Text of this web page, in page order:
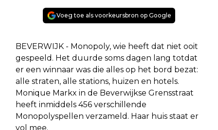
Voeg toe als voorkeursbron op Google
BEVERWIJK - Monopoly, wie heeft dat niet ooit
gespeeld. Het duurde soms dagen lang totdat
er een winnaar was die alles op het bord bezat:
alle straten, alle stations, huizen en hotels.
Monique Markx in de Beverwijkse Grensstraat
heeft inmiddels 456 verschillende
Monopolyspellen verzameld. Haar huis staat er
vol mee.